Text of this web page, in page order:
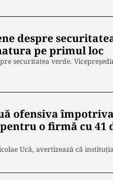
despre
pe primul loc
securitatea verde.
ofensiva
o firmă cu 41
Ucă, avertizează că